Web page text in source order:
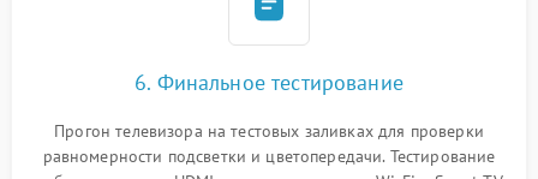
6. Финальное тестирование
Прогон телевизора на тестовых заливках для проверки
равномерности подсветки и цветопередачи. Тестирование